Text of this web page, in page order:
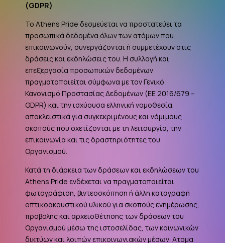
(GDPR)
Το Athens Pride δεσμεύεται να προστατεύει τα
προσωπικά δεδομένα όλων των ατόμων που
επικοινωνούν, συνεργάζονται ή συμμετέχουν στις
δράσεις και εκδηλώσεις του. Η συλλογή και
επεξεργασία προσωπικών δεδομένων
πραγματοποιείται σύμφωνα με τον Γενικό
Κανονισμό Προστασίας Δεδομένων (ΕΕ 2016/679 –
GDPR) και την ισχύουσα ελληνική νομοθεσία,
αποκλειστικά για συγκεκριμένους και νόμιμους
σκοπούς που σχετίζονται με τη λειτουργία, την
επικοινωνία και τις δραστηριότητες του
Οργανισμού.
Κατά τη διάρκεια των δράσεων και εκδηλώσεων του
Athens Pride ενδέχεται να πραγματοποιείται
φωτογράφιση, βιντεοσκόπηση ή άλλη καταγραφή
οπτικοακουστικού υλικού για σκοπούς ενημέρωσης,
προβολής και αρχειοθέτησης των δράσεων του
Οργανισμού μέσω της ιστοσελίδας, των κοινωνικών
δικτύων και λοιπών επικοινωνιακών μέσων. Άτομα